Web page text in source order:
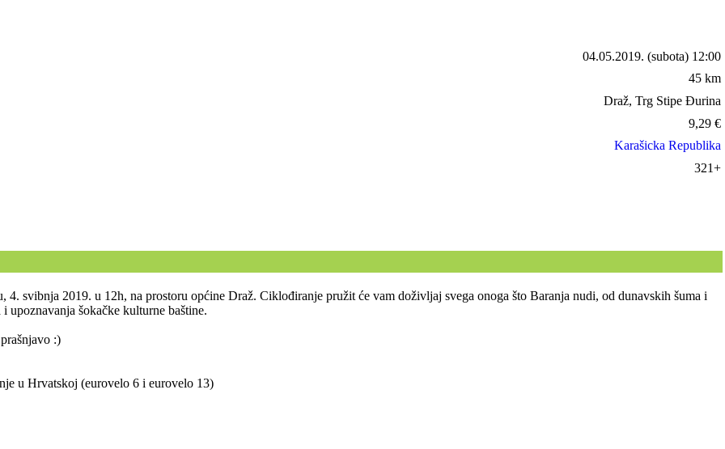
04.05.2019. (subota) 12:00
45 km
Draž, Trg Stipe Đurina
9,29 €
Karašicka Republika
321+
svibnja 2019. u 12h, na prostoru općine Draž. Ciklođiranje pružit će vam doživljaj svega onoga što Baranja nudi, od dunavskih šuma i
upoznavanja šokačke kulturne baštine.
:)
u Hrvatskoj (eurovelo 6 i eurovelo 13)